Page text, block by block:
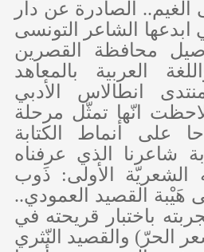
الغيم.. الصادرة عن دار
ابدعها الشاعر التونسى
محافظة القصرين
العربية بالمعاهد
انطالاس الأدبي
انّها تمثّل مرحلة
على أنماط الكتابة
شاعرنا الذي عرفناه
الشعريّة الأولى: ذَوب
هَيْبة القصيد العمودي..
باختبار قريحته في
الحرّ) والقصيد النّثري